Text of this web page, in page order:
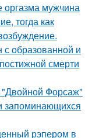
оргазма мужчина
тогда как
с образованной и
смерти
"Двойной Форсаж"
запоминающихся
рэпером в